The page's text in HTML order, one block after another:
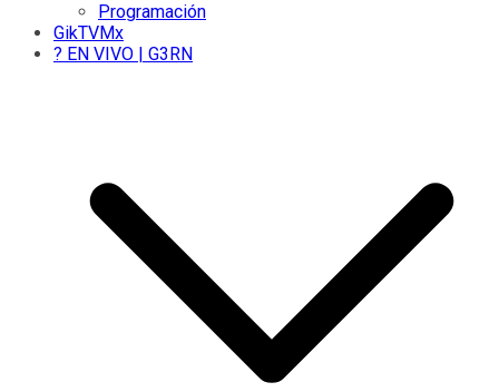
Programación
GikTVMx
? EN VIVO | G3RN